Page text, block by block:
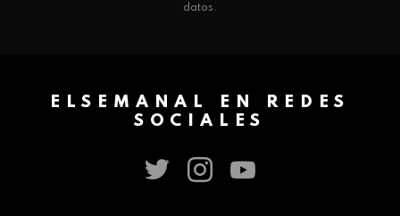
datos.
ELSEMANAL EN REDES
SOCIALES